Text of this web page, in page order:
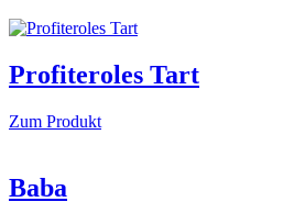
Profiteroles Tart
Zum Produkt
Baba